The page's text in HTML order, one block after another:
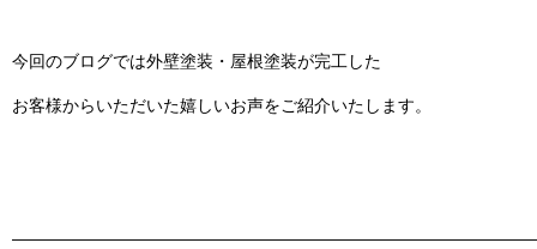
今回のブログでは外壁塗装・屋根塗装が完工した
お客様からいただいた嬉しいお声をご紹介いたします。